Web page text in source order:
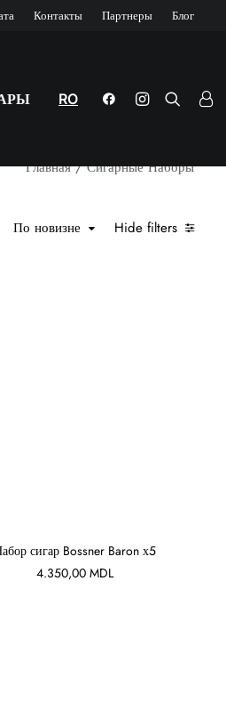
Контакты Партнеры Блог
RO
Главная Сигарные Наборы
Hide filters
По новизне
Сортировка: самые недавние
В КОРЗИНУ
сигар Bossner Baron х5
4.350,00 MDL